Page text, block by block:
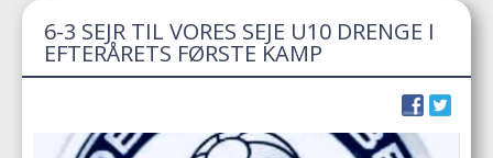
6-3 SEJR TIL VORES SEJE U10 DRENGE I
EFTERÅRETS FØRSTE KAMP